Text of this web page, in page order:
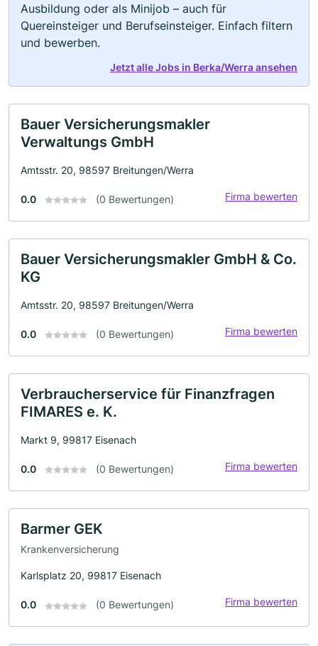
Ausbildung oder als Minijob – auch für
Quereinsteiger und Berufseinsteiger. Einfach filtern
und bewerben.
Jetzt alle Jobs in Berka/Werra ansehen
Bauer Versicherungsmakler
Verwaltungs GmbH
Amtsstr. 20, 98597 Breitungen/Werra
0.0 (0 Bewertungen) Firma bewerten
Bauer Versicherungsmakler GmbH & Co.
KG
Amtsstr. 20, 98597 Breitungen/Werra
0.0 (0 Bewertungen) Firma bewerten
Verbraucherservice für Finanzfragen
FIMARES e. K.
Markt 9, 99817 Eisenach
0.0 (0 Bewertungen) Firma bewerten
Barmer GEK
Krankenversicherung
Karlsplatz 20, 99817 Eisenach
0.0 (0 Bewertungen) Firma bewerten